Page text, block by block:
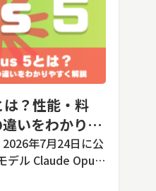
？性能・料
いをわかりや
年7月24日に公
デル Claude Opus
（アンソロピ